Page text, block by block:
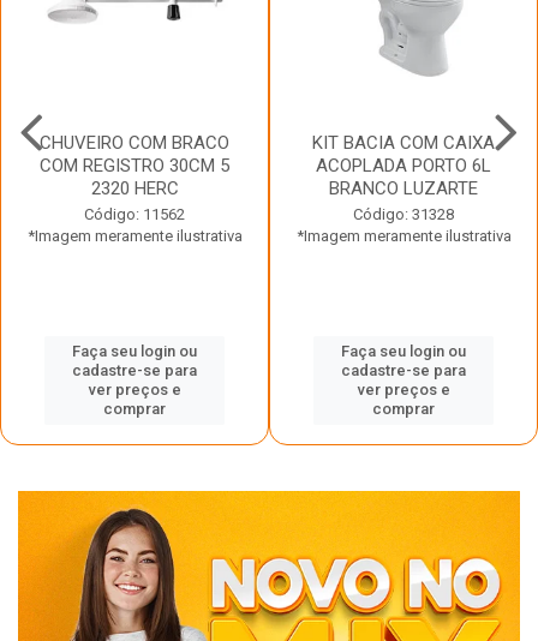
CHUVEIRO COM BRACO
COM REGISTRO 30CM 5
2320 HERC
Código: 11562
*Imagem meramente ilustrativa
Faça seu login ou
cadastre-se para
ver preços e
comprar
KIT BACIA COM CAIXA
ACOPLADA PORTO 6L
BRANCO LUZARTE
Código: 31328
*Imagem meramente ilustrativa
Faça seu login ou
cadastre-se para
ver preços e
comprar